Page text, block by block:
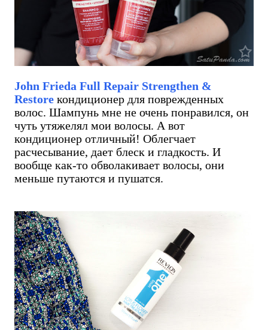
John Frieda Full Repair Strengthen &
Restore кондиционер для поврежденных
волос. Шампунь мне не очень понравился, он
чуть утяжелял мои волосы. А вот
кондиционер отличный! Облегчает
расчесывание, дает блеск и гладкость. И
вообще как-то обволакивает волосы, они
меньше путаются и пушатся.